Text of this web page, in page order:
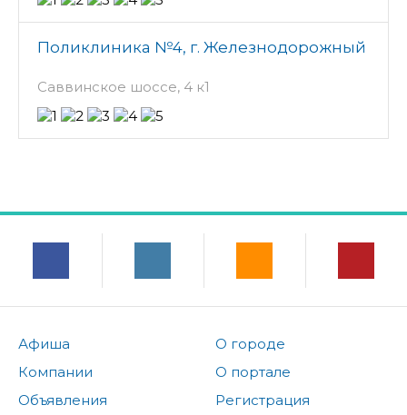
Поликлиника №4, г. Железнодорожный
Саввинское шоссе, 4 к1
Афиша
Компании
Объявления
О городе
О портале
Регистрация